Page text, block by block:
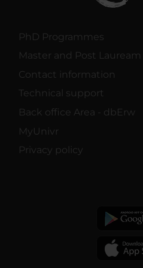
PhD Programmes
Master and Post Lauream
Contact information
Technical support
Back office Area - dbErw
MyUnivr
Privacy policy